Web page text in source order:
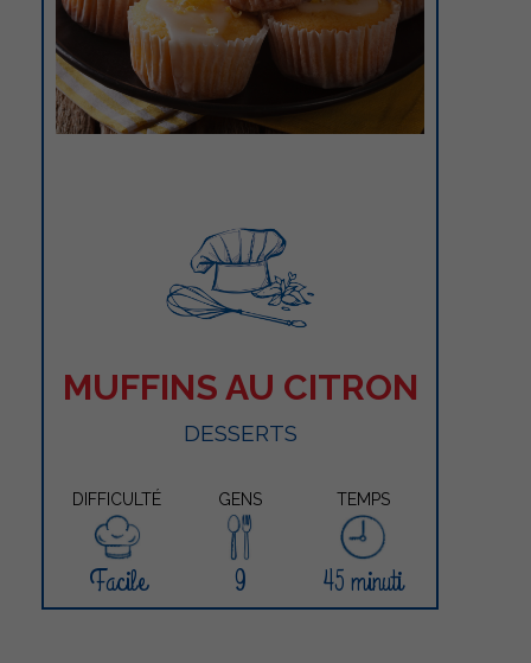
MUFFINS AU CITRON
DESSERTS
DIFFICULTÉ GENS TEMPS
Facile 9 45 minuti